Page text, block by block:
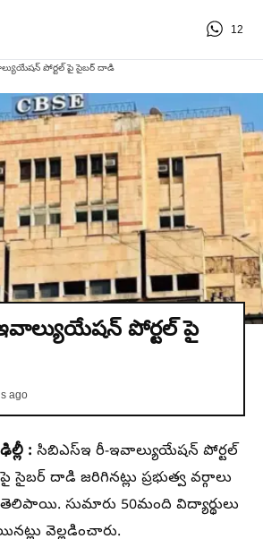
12
పోర్టల్ పై సైబర్ దాడి
పోర్టల్ పై
ago
ఢిల్లీ : సిబిఎస్ఇ రీ-ఇవాల్యుయేషన్ పోర్టల్
పై సైబర్ దాడి జరిగినట్లు ప్రభుత్వ వర్గాలు
తెలిపాయి. సుమారు 50మంది విద్యార్థులు
వెల్లడించారు.